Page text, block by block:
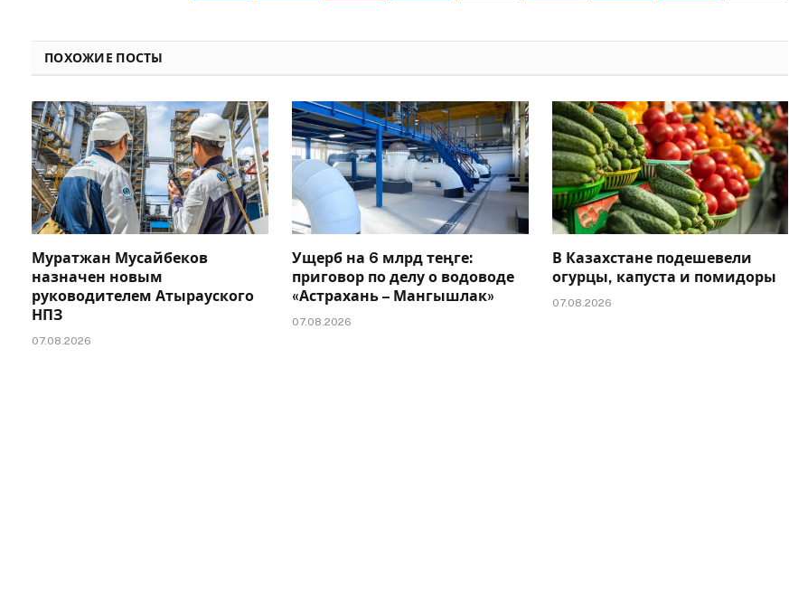
ПОХОЖИЕ ПОСТЫ
Муратжан Мусайбеков
назначен новым
руководителем Атырауского
НПЗ
07.08.2026
Ущерб на 6 млрд теңге:
приговор по делу о водоводе
«Астрахань – Мангышлак»
07.08.2026
В Казахстане подешевели
огурцы, капуста и помидоры
07.08.2026